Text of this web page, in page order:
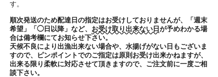
す。
順次発送のため配達日の指定はお受けしておりませんが、「週末
希望」「◯日以降」など、 お受け取り出来ない日 が予めわかる場
合は備考欄にてお知らせ下さい。
天候不良により出漁出来ない場合や、水揚げがない日もございま
すので、ピンポイントでのご指定は原則お受け出来かねますが、
出来る限り柔軟に対応させて頂きますので、ご注文前に一度ご相
談下さい。